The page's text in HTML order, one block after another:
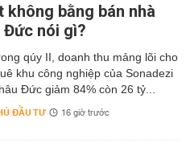
không bằng bán nhà
Đức nói gì?
qúy II, doanh thu mảng lõi cho
khu công nghiệp của Sonadezi
Đức giảm 84% còn 26 tỷ...
ĐẦU TƯ 16 giờ trước